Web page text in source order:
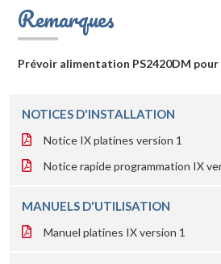
Remarques
Prévoir alimentation PS2420DM
NOTICES D'INSTALLATION
Notice IX platines version 1
Notice rapide programmation IX
MANUELS D'UTILISATION
Manuel platines IX version 1